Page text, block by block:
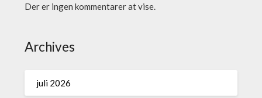
Der er ingen kommentarer at vise.
Archives
juli 2026